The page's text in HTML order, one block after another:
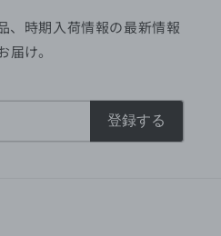
、時期入荷情報の最新情報
届け。
登録する